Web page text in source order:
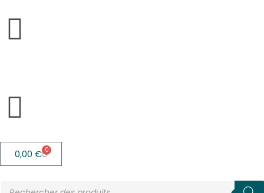
0,00 € 0